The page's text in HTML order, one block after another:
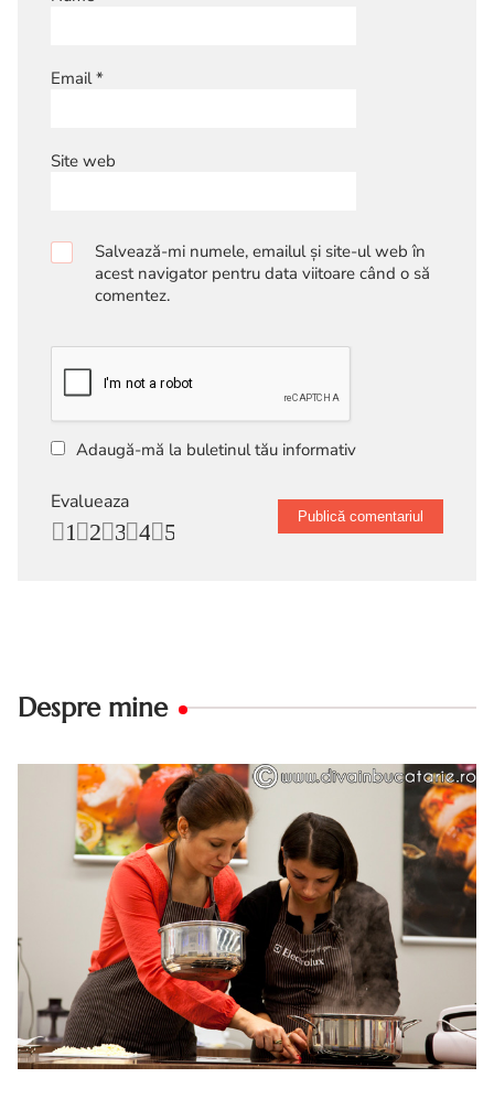
Email*
Site web
Salvează-mi numele, emailul și site-ul web în
acest navigator pentru data viitoare când o să
comentez.
Adaugă-mă la buletinul tău informativ
Evalueaza
5
4
3
2
1
Despre mine